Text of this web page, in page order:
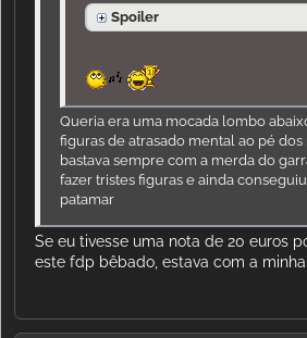
Spoiler
Queria era uma mocada lombo
figuras de atrasado mental ao pé dos
bastava sempre com a merda do
fazer tristes figuras e ainda
patamar
Se eu tivesse uma nota de 20 euros
este fdp bêbado, estava com a